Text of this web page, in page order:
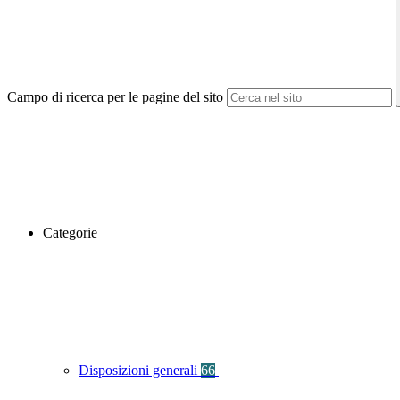
Campo di ricerca per le pagine del sito
Categorie
Disposizioni generali 66